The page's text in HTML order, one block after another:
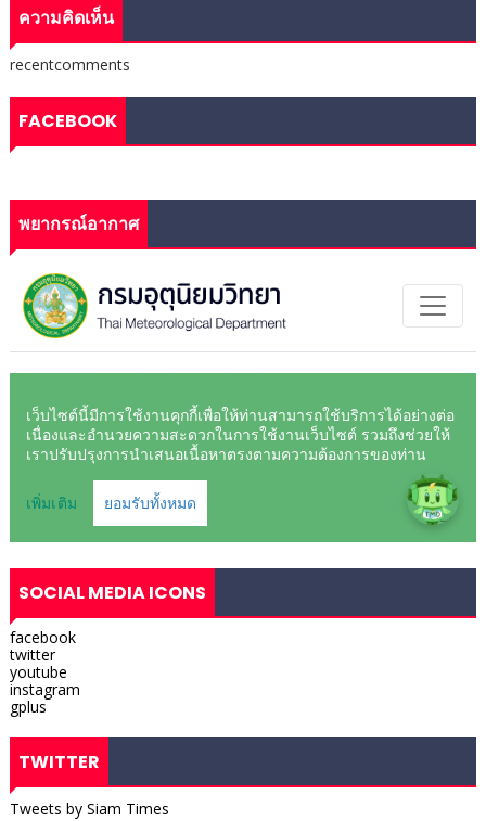
ความคิดเห็น
recentcomments
FACEBOOK
พยากรณ์อากาศ
SOCIAL MEDIA ICONS
facebook
twitter
youtube
instagram
gplus
TWITTER
Tweets by Siam Times